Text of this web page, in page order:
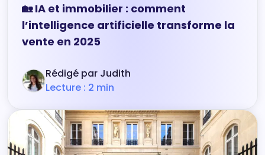
🏡 IA et immobilier : comment
l’intelligence artificielle transforme la
vente en 2025
Rédigé par Judith
Lecture : 2 min